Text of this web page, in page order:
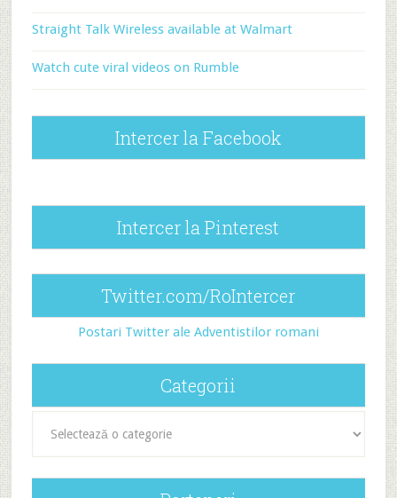
Straight Talk Wireless available at Walmart
Watch cute viral videos on Rumble
Intercer la Facebook
Intercer la Pinterest
Twitter.com/RoIntercer
Postari Twitter ale Adventistilor romani
Categorii